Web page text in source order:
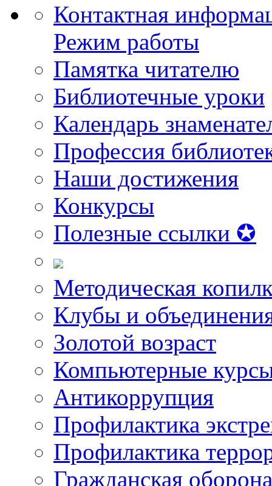
Контактная
Режим работы
Памятка читателю
Библиотечные уроки
Календарь
Профессия
Наши достижения
Конкурсы
Полезные ссылки ✪
Методическая
Клубы и
Золотой возраст
Компьютерные
Антикоррупция
Профилактика
Профилактика
Гражданская оборона